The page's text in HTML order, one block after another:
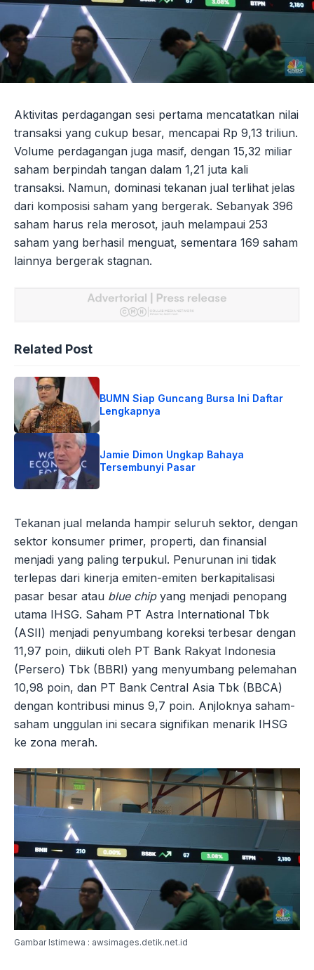
Aktivitas perdagangan sesi pertama mencatatkan nilai
transaksi yang cukup besar, mencapai Rp 9,13 triliun.
Volume perdagangan juga masif, dengan 15,32 miliar
saham berpindah tangan dalam 1,21 juta kali
transaksi. Namun, dominasi tekanan jual terlihat jelas
dari komposisi saham yang bergerak. Sebanyak 396
saham harus rela merosot, jauh melampaui 253
saham yang berhasil menguat, sementara 169 saham
lainnya bergerak stagnan.
Related Post
BUMN Siap Guncang Bursa Ini Daftar
Lengkapnya
Jamie Dimon Ungkap Bahaya
Tersembunyi Pasar
Tekanan jual melanda hampir seluruh sektor, dengan
sektor konsumer primer, properti, dan finansial
menjadi yang paling terpukul. Penurunan ini tidak
terlepas dari kinerja emiten-emiten berkapitalisasi
pasar besar atau blue chipyang menjadi penopang
utama IHSG. Saham PT Astra International Tbk
(ASII) menjadi penyumbang koreksi terbesar dengan
11,97 poin, diikuti oleh PT Bank Rakyat Indonesia
(Persero) Tbk (BBRI) yang menyumbang pelemahan
10,98 poin, dan PT Bank Central Asia Tbk (BBCA)
dengan kontribusi minus 9,7 poin. Anjloknya saham-
saham unggulan ini secara signifikan menarik IHSG
ke zona merah.
Gambar Istimewa : awsimages.detik.net.id